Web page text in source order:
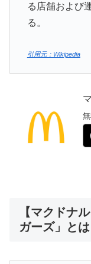
る店舗および
る。
引用元：Wikipedia
【マクドナ
ガーズ」とは